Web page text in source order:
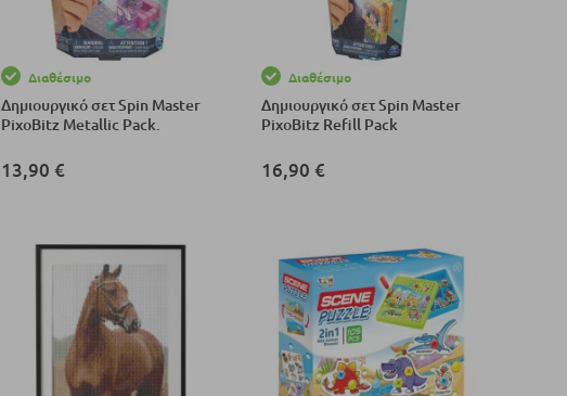
Διαθέσιμο
Δημιουργικό σετ Spin Master
PixoBitz Metallic Pack.
13,90 €
Διαθέσιμο
Δημιουργικό σετ Spin Master
PixoBitz Refill Pack
16,90 €